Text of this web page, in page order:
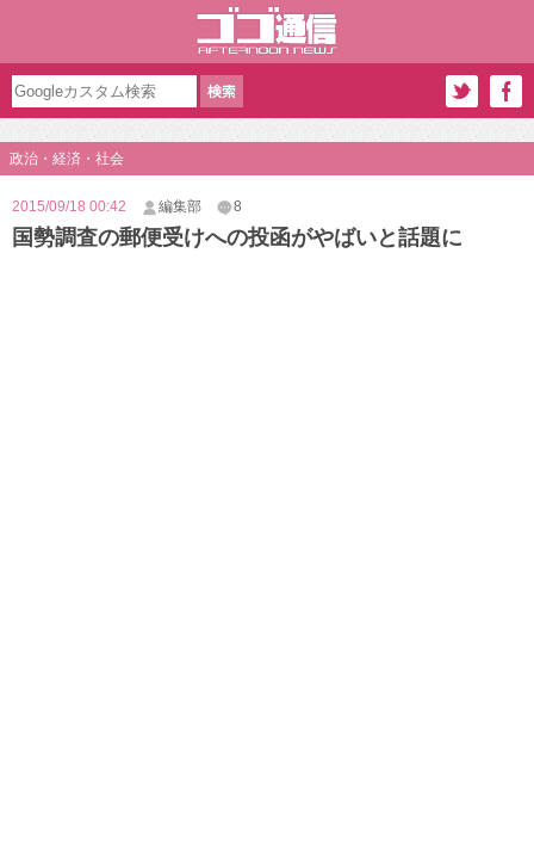
政治・経済・社会
2015/09/18 00:42 編集部 8
国勢調査の郵便受けへの投函がやばいと話題に